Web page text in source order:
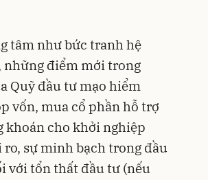
tâm như bức tranh hệ
những điểm mới trong
Quỹ đầu tư mạo hiểm
vốn, mua cổ phần hỗ trợ
khoán cho khởi nghiệp
sự minh bạch trong đầu
với tổn thất đầu tư (nếu